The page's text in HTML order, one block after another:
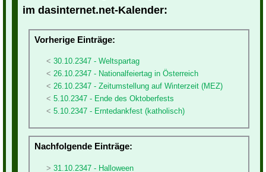
im dasinternet.net-Kalender:
Vorherige Einträge:
30.10.2347 - Weltspartag
26.10.2347 - Nationalfeiertag in Österreich
26.10.2347 - Zeitumstellung auf Winterzeit (MEZ)
5.10.2347 - Ende des Oktoberfests
5.10.2347 - Erntedankfest (katholisch)
Nachfolgende Einträge:
31.10.2347 - Halloween